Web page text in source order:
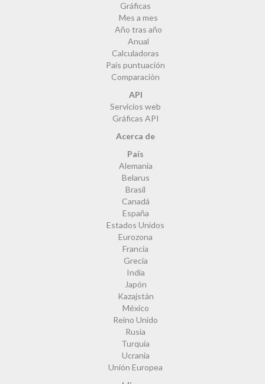
Gráficas
Mes a mes
Año tras año
Anual
Calculadoras
País puntuación
Comparación
API
Servicios web
Gráficas API
Acerca de
País
Alemania
Belarus
Brasil
Canadá
España
Estados Unidos
Eurozona
Francia
Grecia
India
Japón
Kazajstán
México
Reino Unido
Rusia
Turquía
Ucrania
Unión Europea